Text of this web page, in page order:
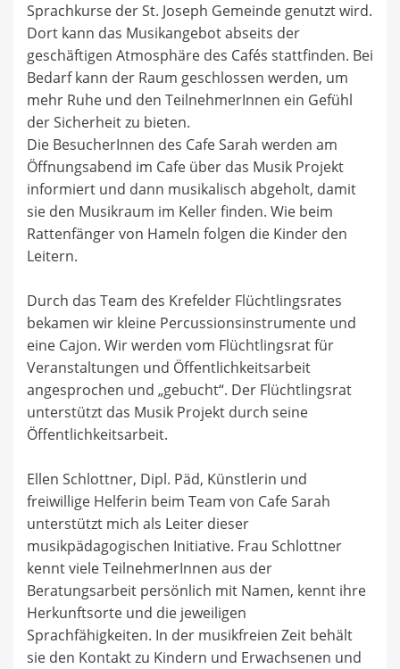
Sprachkurse der St. Joseph Gemeinde genutzt wird.
Dort kann das Musikangebot abseits der
geschäftigen Atmosphäre des Cafés stattfinden. Bei
Bedarf kann der Raum geschlossen werden, um
mehr Ruhe und den TeilnehmerInnen ein Gefühl
der Sicherheit zu bieten.
Die BesucherInnen des Cafe Sarah werden am
Öffnungsabend im Cafe über das Musik Projekt
informiert und dann musikalisch abgeholt, damit
sie den Musikraum im Keller finden. Wie beim
Rattenfänger von Hameln folgen die Kinder den
Leitern.
Durch das Team des Krefelder Flüchtlingsrates
bekamen wir kleine Percussionsinstrumente und
eine Cajon. Wir werden vom Flüchtlingsrat für
Veranstaltungen und Öffentlichkeitsarbeit
angesprochen und „gebucht“. Der Flüchtlingsrat
unterstützt das Musik Projekt durch seine
Öffentlichkeitsarbeit.
Ellen Schlottner, Dipl. Päd, Künstlerin und
freiwillige Helferin beim Team von Cafe Sarah
unterstützt mich als Leiter dieser
musikpädagogischen Initiative. Frau Schlottner
kennt viele TeilnehmerInnen aus der
Beratungsarbeit persönlich mit Namen, kennt ihre
Herkunftsorte und die jeweiligen
Sprachfähigkeiten. In der musikfreien Zeit behält
sie den Kontakt zu Kindern und Erwachsenen und